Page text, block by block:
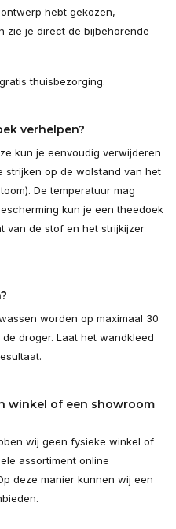
hebt gekozen,
zie je direct de bijbehorende
thuisbezorging.
verhelpen?
kun je eenvoudig verwijderen
op de wolstand van het
De temperatuur mag
kun je een theedoek
van de stof en het strijkijzer
worden op maximaal 30
droger. Laat het wandkleed
winkel of een showroom
wij geen fysieke winkel of
assortiment online
deze manier kunnen wij een